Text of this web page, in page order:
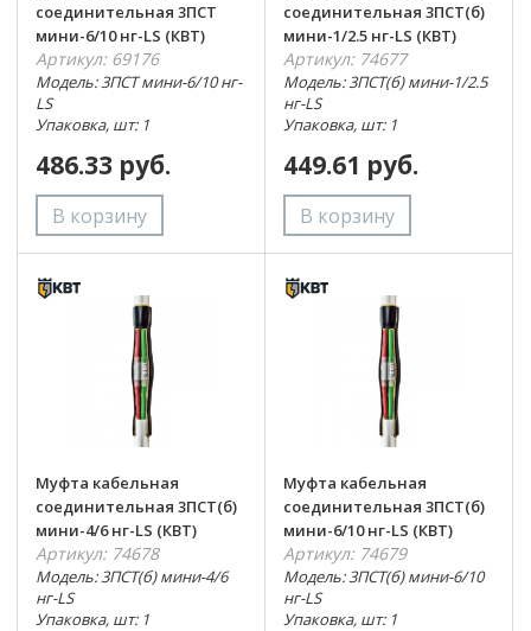
соединительная 3ПСТ
мини-6/10 нг-LS (КВТ)
Артикул: 69176
Модель: 3ПСТ мини-6/10 нг-
LS
Упаковка, шт: 1
486.33 руб.
соединительная 3ПСТ(б)
мини-1/2.5 нг-LS (КВТ)
Артикул: 74677
Модель: 3ПСТ(б) мини-1/2.5
нг-LS
Упаковка, шт: 1
449.61 руб.
Муфта кабельная
соединительная 3ПСТ(б)
мини-4/6 нг-LS (КВТ)
Артикул: 74678
Модель: 3ПСТ(б) мини-4/6
нг-LS
Упаковка, шт: 1
Муфта кабельная
соединительная 3ПСТ(б)
мини-6/10 нг-LS (КВТ)
Артикул: 74679
Модель: 3ПСТ(б) мини-6/10
нг-LS
Упаковка, шт: 1